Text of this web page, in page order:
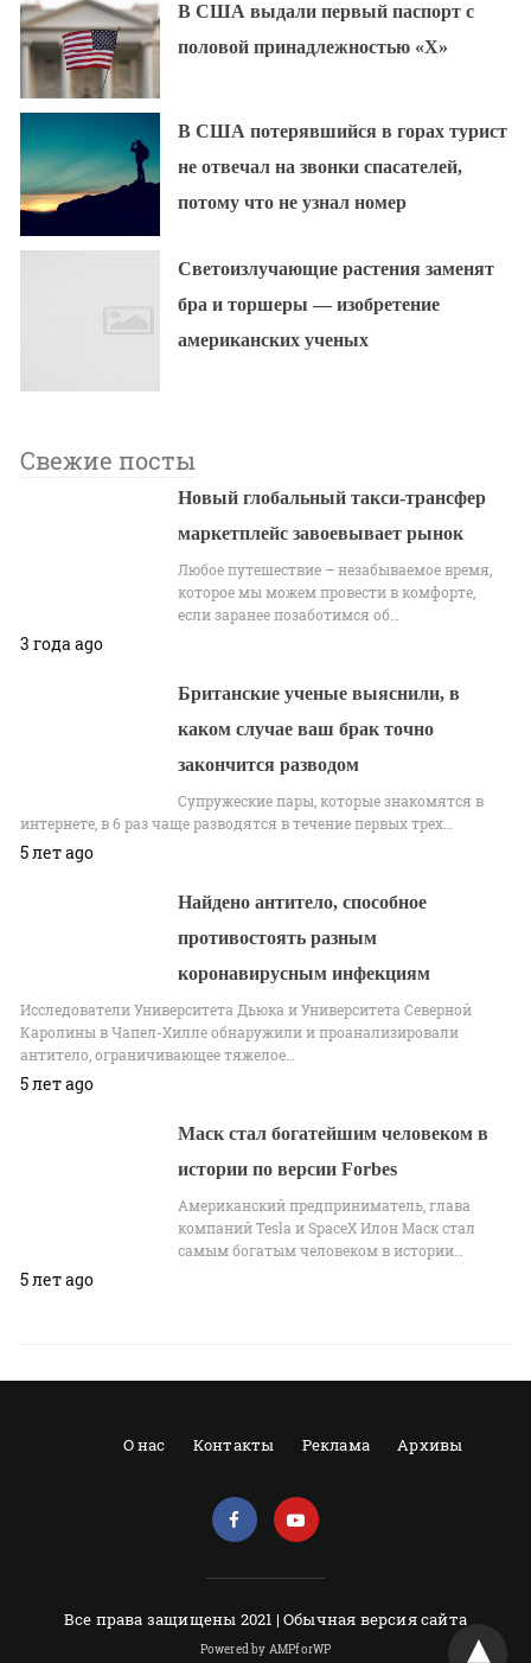
В США выдали первый паспорт с
половой принадлежностью «X»
В США потерявшийся в горах турист
не отвечал на звонки спасателей,
потому что не узнал номер
Светоизлучающие растения заменят
бра и торшеры — изобретение
американских ученых
Свежие посты
Новый глобальный такси-трансфер
маркетплейс завоевывает рынок
Любое путешествие – незабываемое время,
которое мы можем провести в комфорте,
если заранее позаботимся об…
3 года ago
Британские ученые выяснили, в
каком случае ваш брак точно
закончится разводом
Супружеские пары, которые знакомятся в
интернете, в 6 раз чаще разводятся в течение первых трех…
5 лет ago
Найдено антитело, способное
противостоять разным
коронавирусным инфекциям
Исследователи Университета Дьюка и Университета Северной
Каролины в Чапел-Хилле обнаружили и проанализировали
антитело, ограничивающее тяжелое…
5 лет ago
Маск стал богатейшим человеком в
истории по версии Forbes
Американский предприниматель, глава
компаний Tesla и SpaceX Илон Маск стал
самым богатым человеком в истории…
5 лет ago
О нас Контакты Реклама Архивы
Все права защищены 2021 |Обычная версия сайта
Powered by AMPforWP